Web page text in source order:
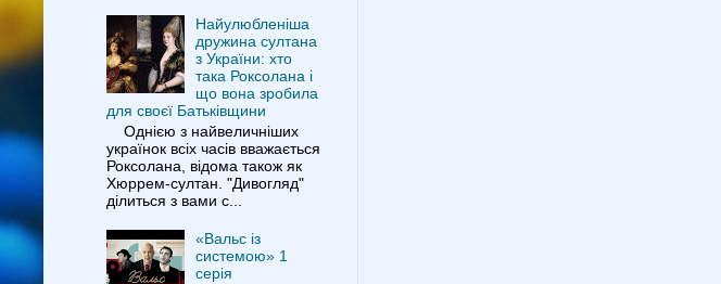
Найулюбленіша
дружина султана
з України: хто
така Роксолана і
що вона зробила
для своєї Батьківщини
Однією з найвеличніших
українок всіх часів вважається
Роксолана, відома також як
Хюррем-султан. "Дивогляд"
ділиться з вами с...
«Вальс із
системою» 1
серія